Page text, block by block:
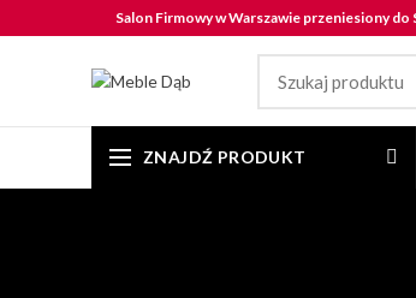
Salon Firmowy w Warszawie przeniesiony do
ZNAJDŹ PRODUKT